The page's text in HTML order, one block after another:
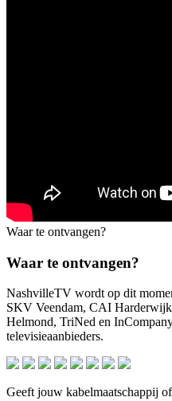
Waar te ontvangen?
Waar te ontvangen?
NashvilleTV wordt op dit
SKV Veendam, CAI
Helmond, TriNed en
televisieaanbieders.
Geeft jouw kabelmaatschappij